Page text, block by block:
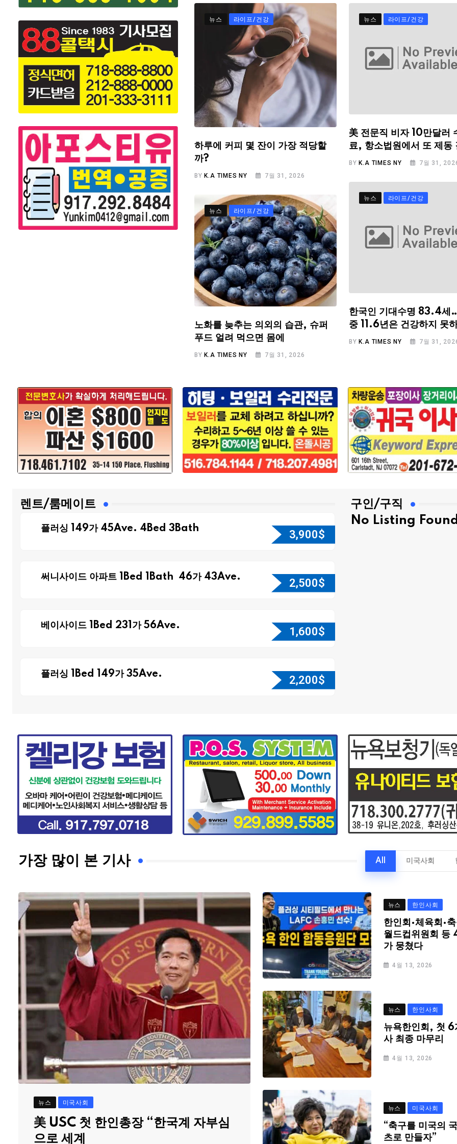
뉴스 라이프/건강
하루에 커피 몇 잔이 가장 적당할
까?
BY K.A TIMES NY 7월 31, 2026
뉴스 라이프/건강
美 전문직 비자 10만달러
료, 항소법원에서 또 제동
BYK.A TIMES NY 7월 31,
뉴스 라이프/건강
한국인 기대수명 83.4세
중 11.6년은 건강하지 못
BY K.A TIMES NY 7월 31,
뉴스 라이프/건강
노화를 늦추는 의외의 습관, 슈퍼
푸드 얼려 먹으면 몸에
BYK.A TIMES NY 7월 31, 2026
렌트/룸메이트
플러싱 149가 45Ave. 4Bed 3Bath 3,900$
써니사이드 아파트 1Bed 1Bath 46가 43Ave. 2,500$
베이사이드 1Bed 231가 56Ave. 1,600$
플러싱 1Bed 149가 35Ave. 2,200$
구인/구직
No Listing
가장 많이 본 기사 All 미국사회
뉴스 미국사회
美 USC 첫 한인총장 “한국계 자부심
으로 세계
뉴스 한인사회
한인회·체육회·
월드컵위원회 등
가 뭉쳤다
4월 13, 2026
뉴스 한인사회
뉴욕한인회, 첫 6
사 최종 마무리
4월 13, 2026
뉴스 미국사회
“축구를 미국의
츠로 만들자”